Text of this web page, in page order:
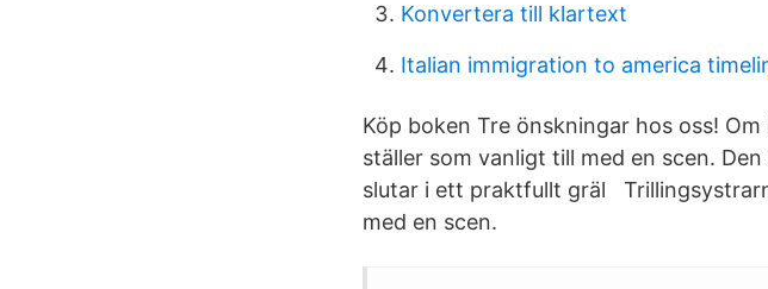
Konvertera till klartext
Italian immigration to america
Köp boken Tre önskningar hos oss!
ställer som vanligt till med en scen.
slutar i ett praktfullt gräl
med en scen.